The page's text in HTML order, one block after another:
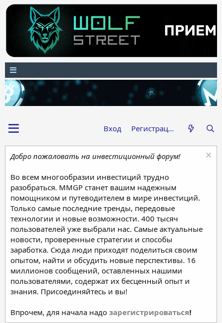
Вход Регистрация
Добро пожаловать на инвестиционный форум!
Во всем многообразии инвестиций трудно
разобраться. MMGP станет вашим надежным
помощником и путеводителем в мире инвестиций.
Только самые последние тренды, передовые
технологии и новые возможности. 400 тысяч
пользователей уже выбрали нас. Самые актуальные
новости, проверенные стратегии и способы
заработка. Сюда люди приходят поделиться своим
опытом, найти и обсудить новые перспективы. 16
миллионов сообщений, оставленных нашими
пользователями, содержат их бесценный опыт и
знания. Присоединяйтесь и вы!
Впрочем, для начала надо зарегистрироваться!